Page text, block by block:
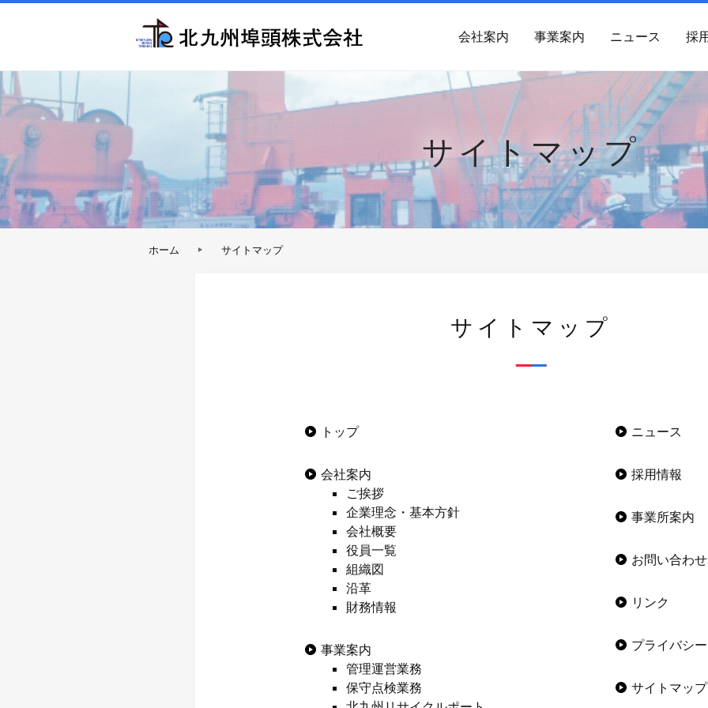
会社案内 事業案内 ニュース 採
サイトマップ
ホーム サイトマップ
サイトマップ
トップ
会社案内
ご挨拶
企業理念・基本方針
会社概要
役員一覧
組織図
沿革
財務情報
事業案内
管理運営業務
保守点検業務
ニュース
採用情報
事業所案内
お問い合わせ
リンク
プライバシ
サイトマップ